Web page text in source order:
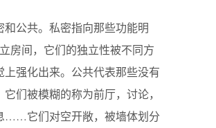
和公共。私密指向那些功能明
房间，它们的独立性被不同方
上强化出来。公共代表那些没有
们被模糊的称为前厅，讨论，
……它们对空开敞，被墙体划分